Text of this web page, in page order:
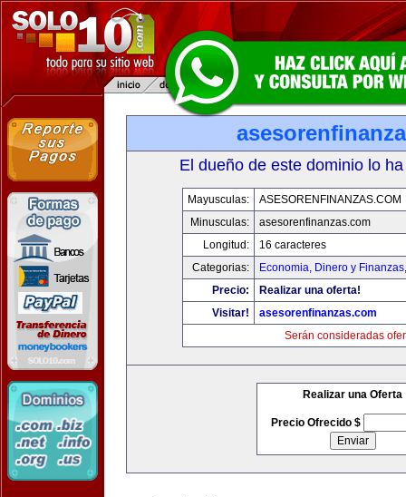
El dueño de este dominio lo
Mayusculas:
ASESORENFINANZAS.COM
Minusculas:
asesorenfinanzas.com
Longitud:
16 caracteres
Categorias:
Economia, Dinero y Finanzas
Precio:
Realizar una oferta!
Visitar!
asesorenfinanzas.com
Serán consideradas
Realizar una Oferta
Precio Ofrecido $